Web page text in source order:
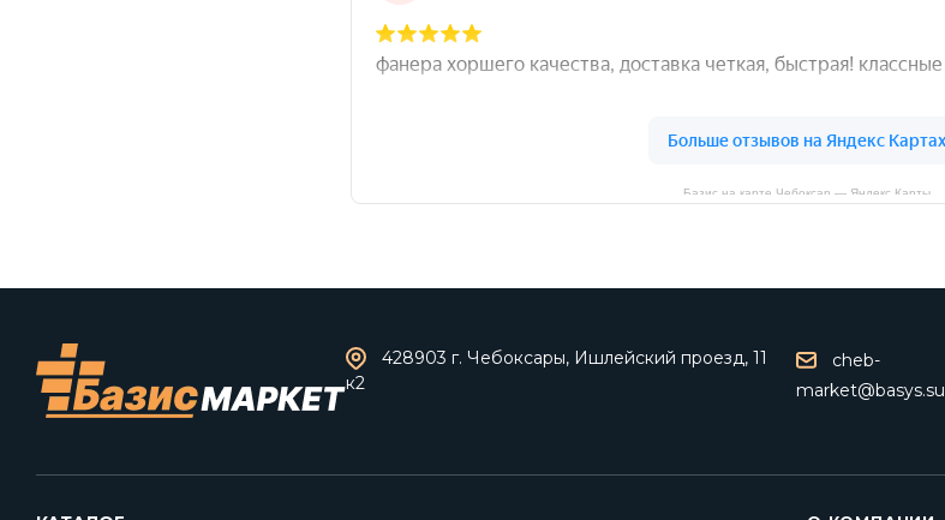
Базис на карте Чебоксар — Яндекс Карты
428903 г. Чебоксары, Ишлейский проезд, 11
к2
cheb-
market@basys.su